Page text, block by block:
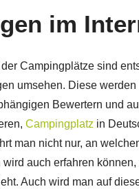
im
Campingplätze sind
umsehen. Diese
Bewertern und
Campingplatz in
man nicht nur, an
auch erfahren
Auch wird man auf